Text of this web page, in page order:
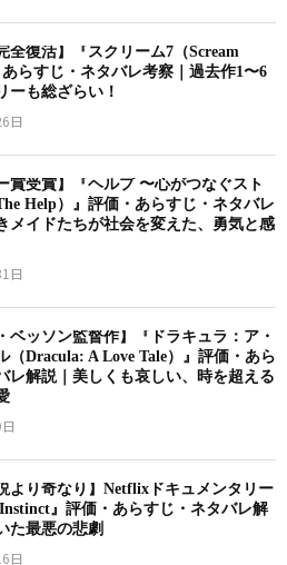
全復活】『スクリーム7（Scream
らすじ・ネタバレ考察｜過去作1〜6
ーも総ざらい！
日
賞受賞】『ヘルプ 〜心がつなぐスト
Help）』評価・あらすじ・ネタバレ
メイドたちが社会を変えた、勇気と感
日
ベッソン監督作】『ドラキュラ：ア・
（Dracula: A Love Tale）』評価・あら
レ解説｜美しくも哀しい、時を超える
より奇なり】Netflixドキュメンタリー
Instinct』評価・あらすじ・ネタバレ解
た最悪の悲劇
日